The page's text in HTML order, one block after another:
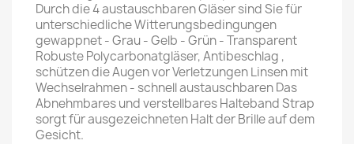
Durch die 4 austauschbaren Gläser sind Sie für
unterschiedliche Witterungsbedingungen
gewappnet - Grau - Gelb - Grün - Transparent
Robuste Polycarbonatgläser, Antibeschlag ,
schützen die Augen vor Verletzungen Linsen mit
Wechselrahmen - schnell austauschbaren Das
Abnehmbares und verstellbares Halteband Strap
sorgt für ausgezeichneten Halt der Brille auf dem
Gesicht.